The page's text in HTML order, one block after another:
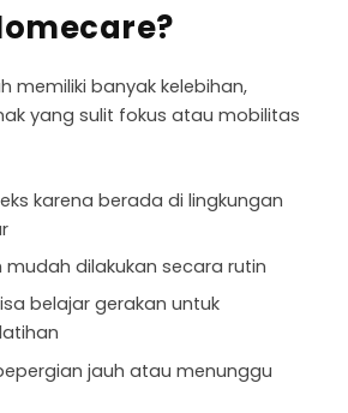
memiliki banyak kelebihan,
yang sulit fokus atau mobilitas
karena berada di lingkungan
mudah dilakukan secara rutin
belajar gerakan untuk
jauh atau menunggu